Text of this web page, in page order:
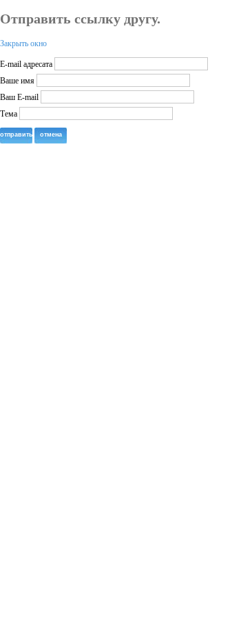
Отправить ссылку другу.
Закрыть окно
E-mail адресата
Ваше имя
Ваш E-mail
Тема
отправить отмена